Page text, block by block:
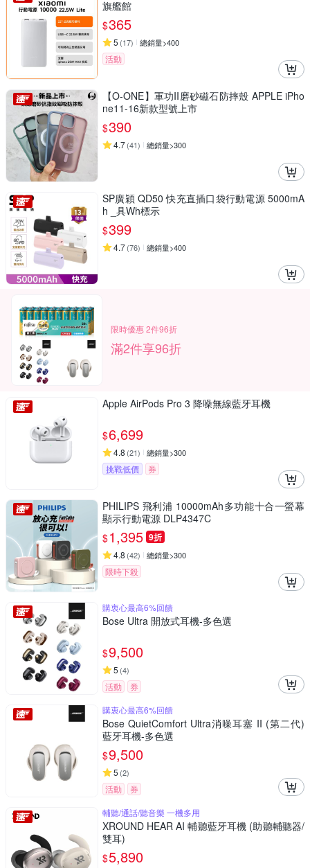
旗艦館
$365
5 (17) 總銷量>400
活動
【O-ONE】軍功II磨砂磁石防摔殼 APPLE iPho
ne11-16新款型號上市
$390
4.7(41) 總銷量>300
SP廣穎 QD50 快充直插口袋行動電源 5000mA
h _具Wh標示
$399
4.7(76) 總銷量>400
限時優惠 2件96折
滿2件享96折
Apple AirPods Pro 3 降噪無線藍牙耳機
$6,699
4.8 (21) 總銷量>300
挑戰低價 券
PHILIPS 飛利浦 10000mAh多功能十合一螢幕
顯示行動電源 DLP4347C
$1,395 9折
4.8 (42) 總銷量>300
限時下殺
購衷心最高6%回饋
Bose Ultra 開放式耳機-多色選
$9,500
5 (4)
活動
券
購衷心最高6%回饋
Bose QuietComfort Ultra消噪耳塞 II (第二代)
藍牙耳機-多色選
$9,500
5 (2)
活動
券
輔聽/通話/聽音樂 一機多用
XROUND HEAR AI 輔聽藍牙耳機 (助聽輔聽器/
雙耳)
$5,890